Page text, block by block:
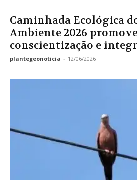
Caminhada Ecológica
Ambiente 2026
conscientização e
plantegeonoticia - 12/06/2026